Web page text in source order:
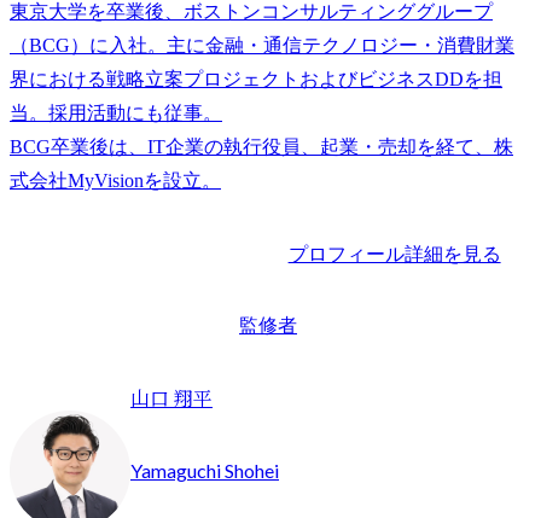
東京大学を卒業後、ボストンコンサルティンググループ
（BCG）に入社。主に金融・通信テクノロジー・消費財業
界における戦略立案プロジェクトおよびビジネスDDを担
当。採用活動にも従事。
BCG卒業後は、IT企業の執行役員、起業・売却を経て、株
プロフィール詳細を見る
監修者
山口 翔平
Yamaguchi Shohei